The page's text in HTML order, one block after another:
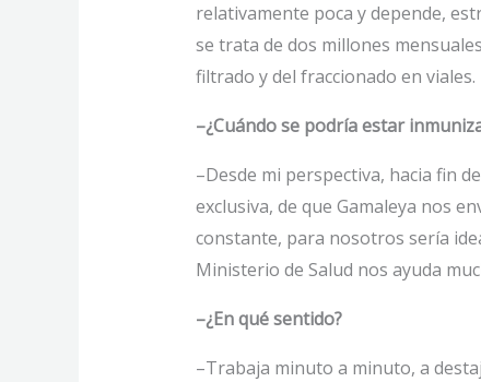
relativamente poca y depende,
se trata de dos millones
filtrado y del fraccionado en viales.
–¿Cuándo se podría estar
–Desde mi perspectiva, hacia fin
exclusiva, de que Gamaleya nos
constante, para nosotros sería
Ministerio de Salud nos ayuda
–¿En qué sentido?
–Trabaja minuto a minuto, a